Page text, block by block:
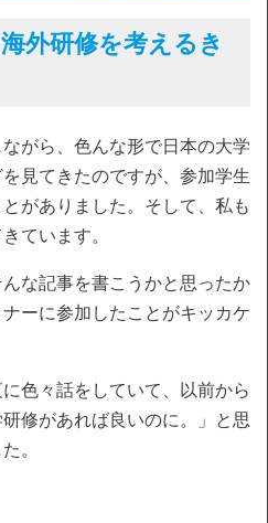
外研修を考えるき
がら、色んな形で日本の大学
見てきたのですが、参加学生
がありました。そして、私も
ています。
な記事を書こうかと思ったか
ーに参加したことがキッカケ
色々話をしていて、以前から
研修があれば良いのに。」と思
。